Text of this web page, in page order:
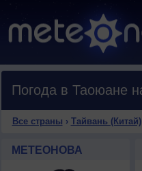
Погода в Таоюане
Все страны › Тайвань (Китай)
МЕТЕОНОВА